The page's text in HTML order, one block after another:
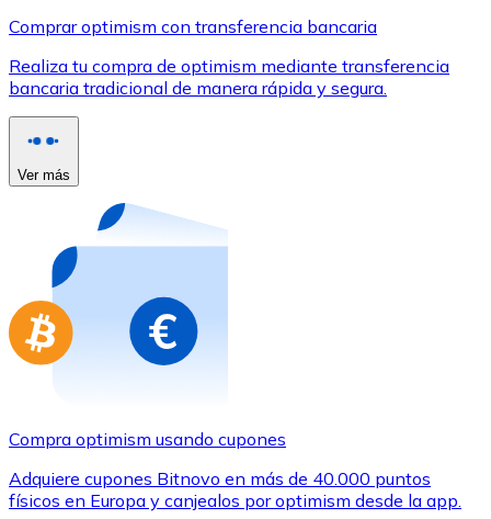
Utiliza tarjetas Visa y Mastercard para comprar
Comprar con tarjeta
Compra tarjetas regalo de tus marcas favoritas con
Ir a la tienda de tarjetas regalo
Comprar optimism con transferencia bancaria
Realiza tu compra de optimism mediante transferencia
bancaria tradicional de manera rápida y segura.
Ver más
Compra optimism usando cupones
Adquiere cupones Bitnovo en más de 40.000 puntos
físicos en Europa y canjealos por optimism desde la app.